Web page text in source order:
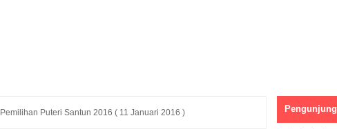
Puteri Santun 2016 ( 11 Januari 2016 ) Pengunjung